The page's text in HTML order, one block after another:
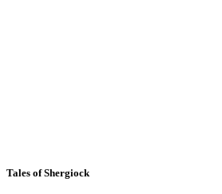
Tales of Shergiock